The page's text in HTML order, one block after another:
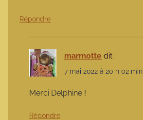
Répondre
marmotte dit :
7 mai 2022 à 20 h 02 min
Merci Delphine !
Répondre